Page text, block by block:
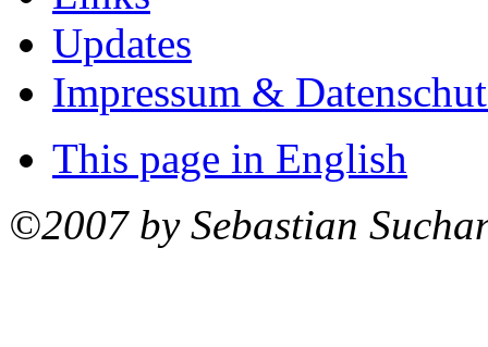
Updates
Impressum &
This page in English
©2007 by Sebastian